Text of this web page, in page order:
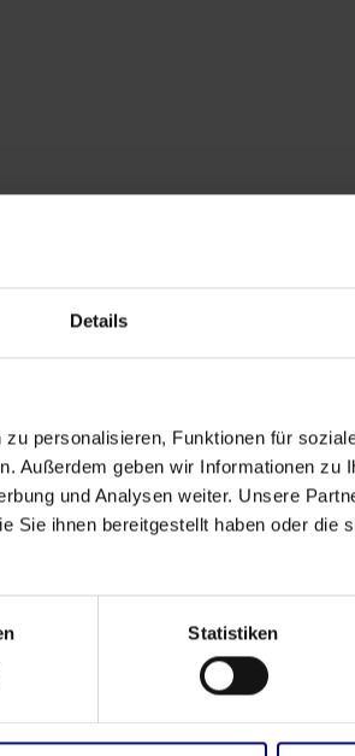
Details
personalisieren, Funktionen für
Außerdem geben wir Informationen zu
und Analysen weiter. Unsere
Sie ihnen bereitgestellt haben oder die
Statistiken
de